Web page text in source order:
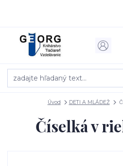
Úvod DETI A MLÁDEŽ
Číselká v